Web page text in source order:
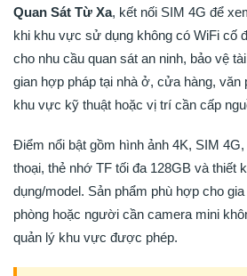
Quan Sát Từ Xa, kết nối SIM 4G để
khi khu vực sử dụng không có WiFi cố
cho nhu cầu quan sát an ninh, bảo vệ
gian hợp pháp tại nhà ở, cửa hàng, văn
khu vực kỹ thuật hoặc vị trí cần cấp
Điểm nổi bật gồm hình ảnh 4K, SIM
thoại, thẻ nhớ TF tối đa 128GB và thiết
dụng/model. Sản phẩm phù hợp cho
phòng hoặc người cần camera mini
quản lý khu vực được phép.